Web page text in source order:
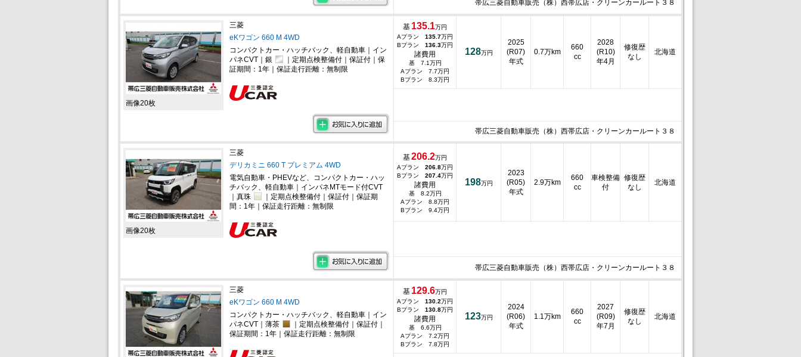
帯広三菱自動車販売（株）西帯広店・クリーンカールート３８
画像20枚
三菱
eKワゴン 660 M 4WD
コンパクトカー・ハッチバック、軽自動車｜イン
パネCVT｜銀
｜定期点検整備付｜保証付｜保
証期間：1年｜保証走行距離：無制限
基 135.1万円
Aプラン 135.7万円
Bプラン 136.3万円
諸費用
基 7.1万円
Aプラン 7.7万円
Bプラン 8.3万円
128万円
2025
(R07)
年式
0.7万km
660
cc
2028
(R10)
年4月
修復歴
なし
北海道
帯広三菱自動車販売（株）西帯広店・クリーンカールート３８
画像20枚
三菱
デリカミニ 660 T プレミアム 4WD
電気自動車・PHEVなど、コンパクトカー・ハッ
チバック、軽自動車｜インパネMTモード付CVT
｜真珠
｜定期点検整備付｜保証付｜保証期
間：1年｜保証走行距離：無制限
基206.2万円
Aプラン 206.8万円
Bプラン 207.4万円
諸費用
基 8.2万円
Aプラン 8.8万円
Bプラン 9.4万円
198万円
2023
(R05)
年式
2.9万km
660
cc
車検整備
付
修復歴
なし
北海道
帯広三菱自動車販売（株）西帯広店・クリーンカールート３８
三菱
eKワゴン 660 M 4WD
コンパクトカー・ハッチバック、軽自動車｜イン
パネCVT｜薄茶
｜定期点検整備付｜保証付｜
保証期間：1年｜保証走行距離：無制限
基 129.6万円
Aプラン 130.2万円
Bプラン 130.8万円
諸費用
基 6.6万円
Aプラン 7.2万円
Bプラン 7.8万円
123万円
2024
(R06)
年式
1.1万km
660
cc
2027
(R09)
年7月
修復歴
なし
北海道